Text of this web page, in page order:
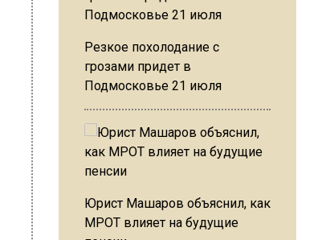
Резкое похолодание с
грозами придет в
Подмосковье 21 июля
Юрист Машаров объяснил, как
МРОТ влияет на будущие